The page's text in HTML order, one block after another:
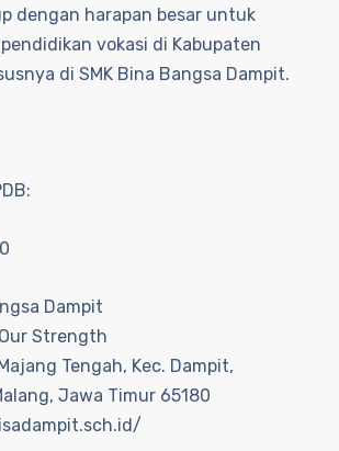
dengan harapan besar untuk
vokasi di Kabupaten
di SMK Bina Bangsa Dampit.
Dampit
Strength
Tengah, Kec. Dampit,
Jawa Timur 65180